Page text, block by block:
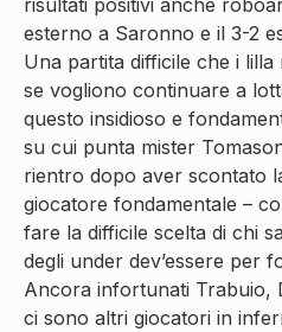
esterno a Saronno e il 3-2
Una partita difficile che i
se vogliono continuare a
questo insidioso e
su cui punta mister
rientro dopo aver scontato
giocatore fondamentale –
fare la difficile scelta di chi
degli under dev’essere per
Ancora infortunati Trabuio,
ci sono altri giocatori in